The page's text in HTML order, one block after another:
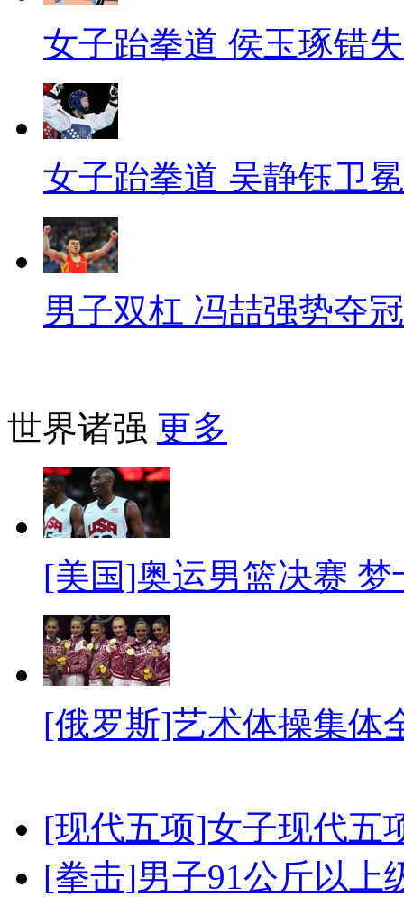
女子跆拳道 侯玉琢错
女子跆拳道 吴静钰卫冕
男子双杠 冯喆强势夺冠
世界诸强 更多
[美国]奥运男篮决赛
[俄罗斯]艺术体操集体
[现代五项]女子现代五
[拳击]男子91公斤以上